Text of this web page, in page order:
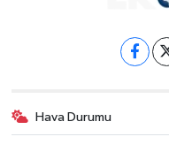
Hava Durumu